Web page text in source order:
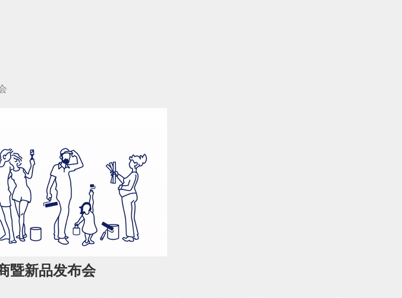
暨新品发布会